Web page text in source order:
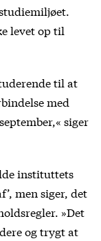
levet op til
til at
med
siger
instituttets
men siger, det
»Det
og trygt at